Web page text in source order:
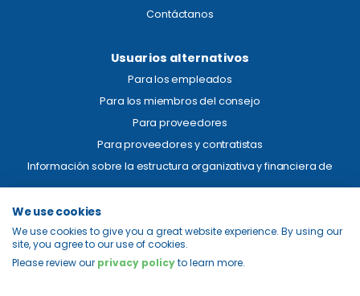
Contáctanos
Usuarios alternativos
Para los empleados
Para los miembros del consejo
Para proveedores
Para proveedores y contratistas
Información sobre la estructura organizativa y financiera de
Transparencia de precios
We use cookies
We use cookies to give you a great website experience. By using our
site, you agree to our use of cookies.
Please review our privacy policyto learn more.